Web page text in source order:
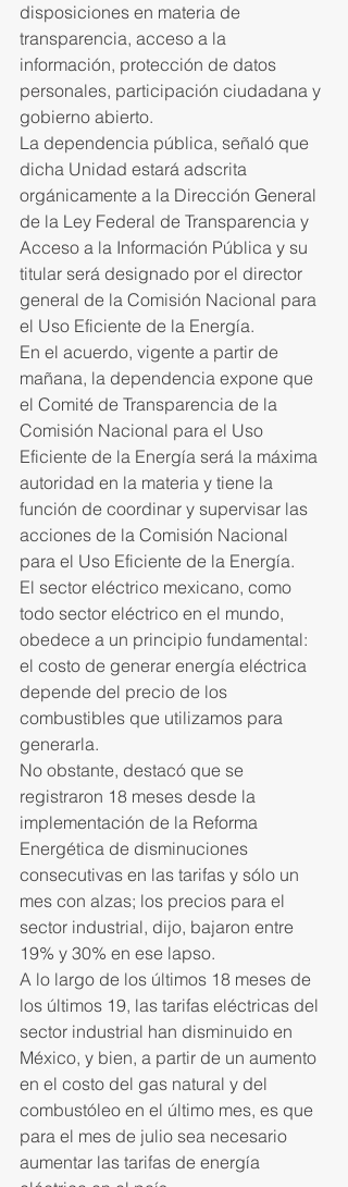
disposiciones en materia de
transparencia, acceso a la
información, protección de datos
personales, participación ciudadana y
gobierno abierto.
La dependencia pública, señaló que
dicha Unidad estará adscrita
orgánicamente a la Dirección General
de la Ley Federal de Transparencia y
Acceso a la Información Pública y su
titular será designado por el director
general de la Comisión Nacional para
el Uso Eficiente de la Energía.
En el acuerdo, vigente a partir de
mañana, la dependencia expone que
el Comité de Transparencia de la
Comisión Nacional para el Uso
Eficiente de la Energía será la máxima
autoridad en la materia y tiene la
función de coordinar y supervisar las
acciones de la Comisión Nacional
para el Uso Eficiente de la Energía.
El sector eléctrico mexicano, como
todo sector eléctrico en el mundo,
obedece a un principio fundamental:
el costo de generar energía eléctrica
depende del precio de los
combustibles que utilizamos para
generarla.
No obstante, destacó que se
registraron 18 meses desde la
implementación de la Reforma
Energética de disminuciones
consecutivas en las tarifas y sólo un
mes con alzas; los precios para el
sector industrial, dijo, bajaron entre
19% y 30% en ese lapso.
A lo largo de los últimos 18 meses de
los últimos 19, las tarifas eléctricas del
sector industrial han disminuido en
México, y bien, a partir de un aumento
en el costo del gas natural y del
combustóleo en el último mes, es que
para el mes de julio sea necesario
aumentar las tarifas de energía